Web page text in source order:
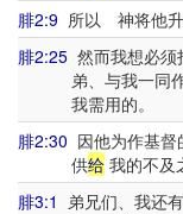
腓2:9 所以 神将他
腓2:25 然而我想必
弟、与我一同
我需用的。
腓2:30 因他为作基
供给我的不及
腓3:1 弟兄们、我还